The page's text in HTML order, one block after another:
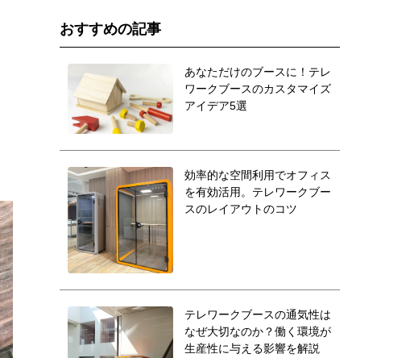
おすすめの記事
あなただけのブースに！テレ
ワークブースのカスタマイズ
アイデア5選
効率的な空間利用でオフィス
を有効活用。テレワークブー
スのレイアウトのコツ
テレワークブースの通気性は
なぜ大切なのか？働く環境が
生産性に与える影響を解説